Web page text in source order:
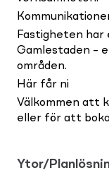
Fastigheten
Gamlestaden –
områden.
Här får ni
Välkommen att
eller för att
Ytor/